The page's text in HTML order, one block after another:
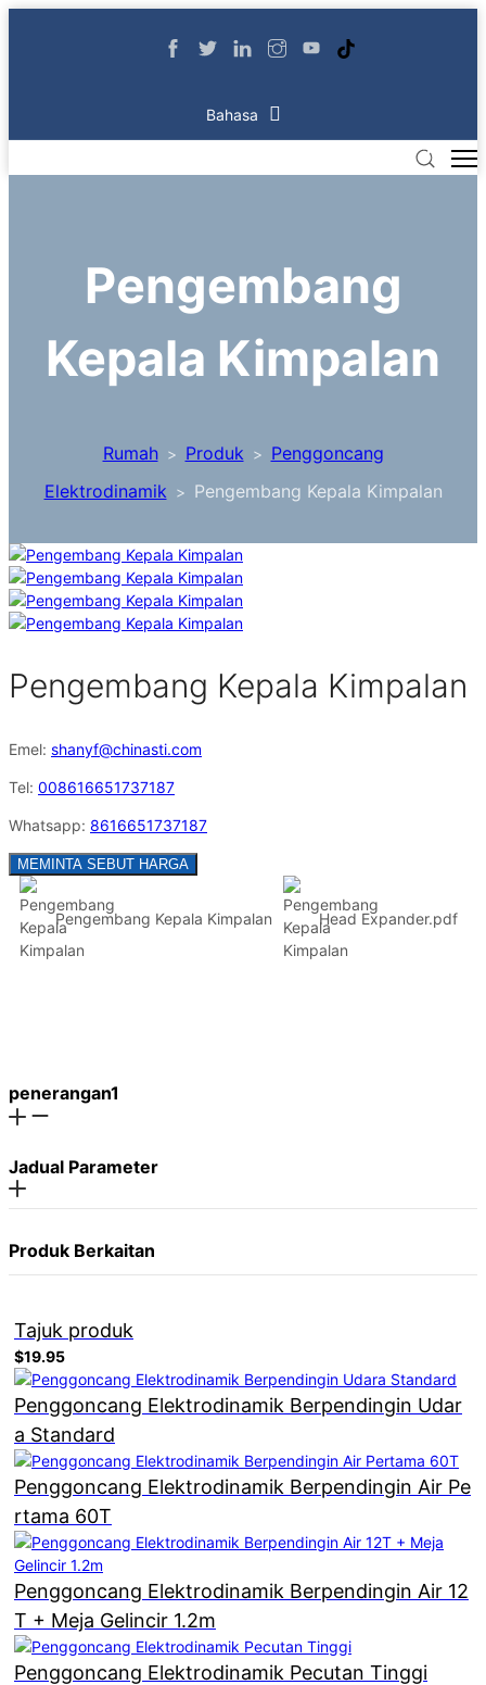
Bahasa
Pengembang
Kepala Kimpalan
Rumah> Produk > Penggoncang
Elektrodinamik > Pengembang Kepala Kimpalan
Pengembang Kepala Kimpalan
Emel: shanyf@chinasti.com
Tel: 008616651737187
Whatsapp: 8616651737187
MEMINTA SEBUT HARGA
Pengembang Kepala Kimpalan Head Expander.pdf
penerangan1
Jadual Parameter
Produk Berkaitan
Tajuk produk
$19.95
Penggoncang Elektrodinamik Berpendingin Udar
a Standard
Penggoncang Elektrodinamik Berpendingin Air Pe
rtama 60T
Penggoncang Elektrodinamik Berpendingin Air 12
T + Meja Gelincir 1.2m
Penggoncang Elektrodinamik Pecutan Tinggi